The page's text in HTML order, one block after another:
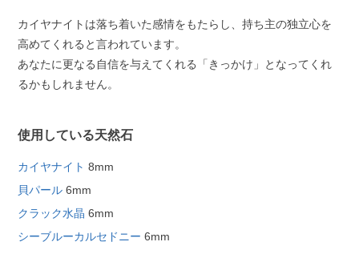
カイヤナイトは落ち着いた感情をもたらし、持ち主の独立心を
高めてくれると言われています。
あなたに更なる自信を与えてくれる「きっかけ」となってくれ
るかもしれません。
使用している天然石
カイヤナイト 8mm
貝パール 6mm
クラック水晶 6mm
シーブルーカルセドニー 6mm